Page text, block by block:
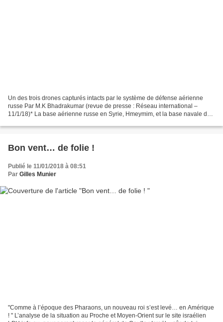
Un des trois drones capturés intacts par le système de défense aérienne
russe Par M.K Bhadrakumar (revue de presse : Réseau international –
11/1/18)* La base aérienne russe en Syrie, Hmeymim, et la base navale de
Bon vent… de folie !
Publié le 11/01/2018 à 08:51
Par Gilles Munier
"Comme à l’époque des Pharaons, un nouveau roi s’est levé… en Amérique
! " L’analyse de la situation au Proche et Moyen-Orient sur le site israélien